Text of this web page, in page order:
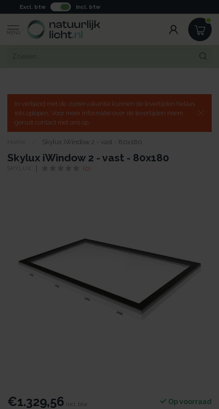
Excl. btw Incl. btw
MENU
In verband met de zomervakantie kunnen de levertijden helaas
iets oplopen. Voor meer informatie over de levertijden neem
gerust contact met ons op.
Home Skylux iWindow 2 - vast - 80x180
Skylux iWindow 2 - vast - 80x180
SKYLUX (0)
€1.329,56 Incl. btw Op voorraad